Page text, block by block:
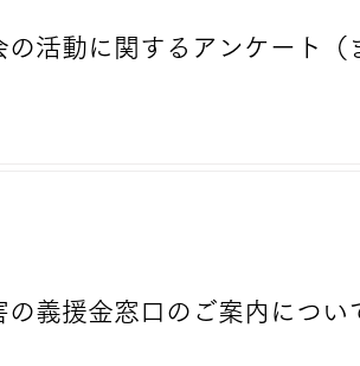
活動に関するアンケート（
義援金窓口のご案内につい